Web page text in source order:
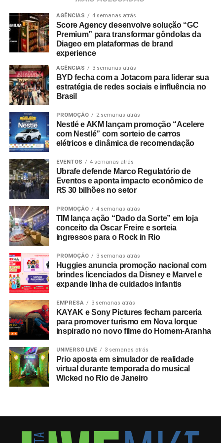
Travel Index
apontam que 80% dos colaboradores
consideram viagens de incentivo a forma mais relevante
de reconhecimento profissional — contra 20% que optam
por bonificações financeiras ou bens materiais. A
pesquisa revela ainda que essas ativações aumentam a
retenção de lembrança de marca em até 35%, além de
96% dos entrevistados relatarem incremento na
motivação.
No âmbito comercial, organizações com programas
estruturados de viagens de incentivo registram até três
vezes mais chances de ultrapassar suas metas de
programas similares.
A Copa do Mundo do México, Estados Unidos e Canadá
Segundo números da FIFA, foram comercializados mais
de 607 mil pacotes de hospitalidade durante o torneio
mundial. Do total de compradores corporativos do
figurando o Brasil entre os dez principais mercados
globais consumidores da modalidade.
A relevância das experiências esportivas de grande porte
exige planejamento de longo prazo, com marcas já
estruturando ações voltadas para a Copa do Mundo de
2030, que terá partidas distribuídas entre Espanha,
Entre as sedes, o governo do Marrocos antecipou
investimentos por meio do programaAirports 2030
focado em expandir a capacidade para 80 milhões de
apresentará um nível de complexidade inédito para os
AGÊNCIAS 4 semanas atrás
Score Agency desenvolve solução “GC
Premium” para transformar gôndolas da
Diageo em plataformas de brand
experience
AGÊNCIAS 3 semanas atrás
BYD fecha com a Jotacom para liderar sua
estratégia de redes sociais e influência no
Brasil
PROMOÇÃO 2 semanas atrás
Nestlé e AKM lançam promoção “Acelere
com Nestlé” com sorteio de carros
elétricos e dinâmica de recomendação
EVENTOS 4 semanas atrás
Ubrafe defende Marco Regulatório de
Eventos e aponta impacto econômico de
R$ 30 bilhões no setor
PROMOÇÃO 4 semanas atrás
TIM lança ação “Dado da Sorte” em loja
conceito da Oscar Freire e sorteia
ingressos para o Rock in Rio
PROMOÇÃO 3 semanas atrás
Huggies anuncia promoção nacional com
brindes licenciados da Disney e Marvel e
expande linha de cuidados infantis
EMPRESA 3 semanas atrás
KAYAK e Sony Pictures fecham parceria
para promover turismo em Nova Iorque
inspirado no novo filme do Homem-Aranha
UNIVERSO LIVE 3 semanas atrás
Prio aposta em simulador de realidade
virtual durante temporada do musical
Wicked no Rio de Janeiro